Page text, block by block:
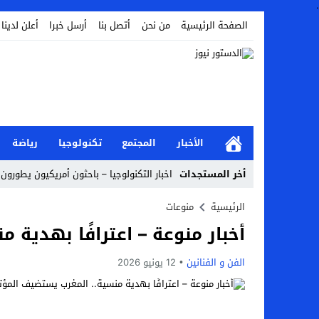
.
الصفحة الرئيسية
من نحن أتصل بنا أرسل خبرا أعلن لدينا
الأخبار المجتمع تكنولوجيا رياضة
أخر المستجدات اخبار التكنولوجيا – باحثون أمريكيون
أخبار الفن – ب الفن – إسعاد يونس: عادل
اراء و اقلام الدستور – بعد ست سنوات من
مال و اعمال – تراجع السندات الخليجية
اخبار العرب – الكويت: وفاة عامل نتيجة
الرئيسية منوعات
أخبار منوعة – اعترافًا
الفن و الفنانين 12 يونيو 2026